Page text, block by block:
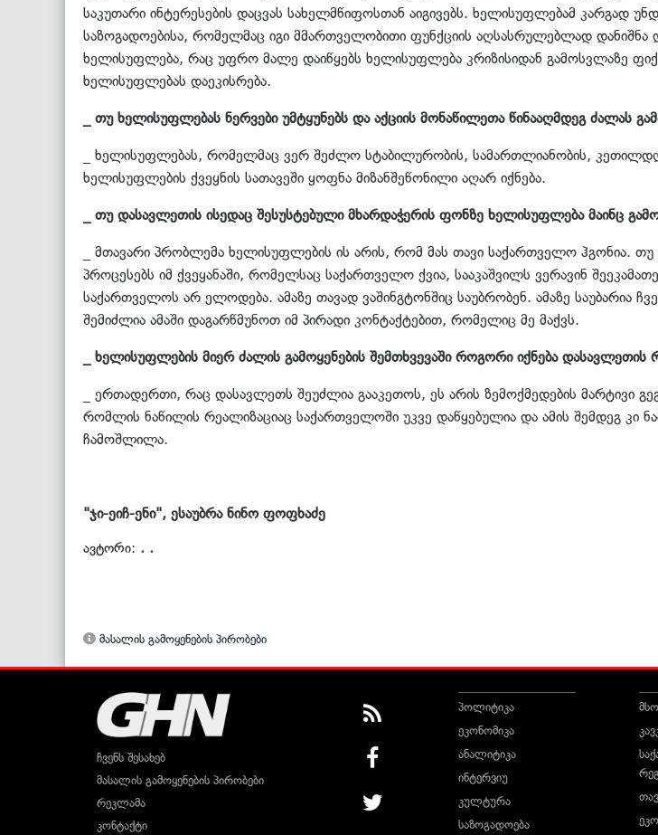
საკუთარი ინტერესების დაცვას სახელმწიფოსთან აიგივებს. ხელისუფლებამ კარგად
საზოგადოებისა, რომელმაც იგი მმართველობითი ფუნქციის აღსასრულებლად დანიშნა
ხელისუფლება, რაც უფრო მალე დაიწყებს ხელისუფლება კრიზისიდან გამოსვლაზე
ხელისუფლებას დაეკისრება.
_ თუ ხელისუფლებას ნერვები უმტყუნებს და აქციის მონაწილეთა წინააღმდეგ ძალას
_ ხელისუფლებას, რომელმაც ვერ შეძლო სტაბილურობის, სამართლიანობის,
ხელისუფლების ქვეყნის სათავეში ყოფნა მიზანშეწონილი აღარ იქნება.
_ თუ დასავლეთის ისედაც შესუსტებული მხარდაჭერის ფონზე ხელისუფლება მაინც
_ მთავარი პრობლემა ხელისუფლების ის არის, რომ მას თავი საქართველო ჰგონია.
პროცესებს იმ ქვეყანაში, რომელსაც საქართველო ქვია, სააკაშვილს ვერავინ
საქართველოს არ ელოდება. ამაზე თავად ვაშინგტონშიც საუბრობენ. ამაზე საუბარია
შემიძლია ამაში დაგარწმუნოთ იმ პირადი კონტაქტებით, რომელიც მე მაქვს.
_ ხელისუფლების მიერ ძალის გამოყენების შემთხვევაში როგორი იქნება დასავლეთის
_ ერთადერთი, რაც დასავლეთს შეუძლია გააკეთოს, ეს არის ზემოქმედების მარტივი
რომლის ნაწილის რეალიზაციაც საქართველოში უკვე დაწყებულია და ამის შემდეგ
ჩამოშლილა.
"ჯი-ეიჩ-ენი", ესაუბრა ნინო ფოფხაძე
ავტორი: . .
მასალის გამოყენების პირობები
ჩვენს შესახებ
მასალის გამოყენების პირობები
რეკლამა
კონტაქტი
პოლიტიკა
ეკონომიკა
ანალიტიკა
ინტერვიუ
კულტურა
საზოგადოება